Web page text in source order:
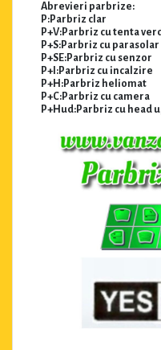
Abrevieri parbrize:
P:Parbriz clar
P+V:Parbriz cu tenta
P+S:Parbriz cu parasolar
P+SE:Parbriz cu senzor
P+I:Parbriz cu incalzire
P+H:Parbriz heliomat
P+C:Parbriz cu camera
P+Hud:Parbriz cu head